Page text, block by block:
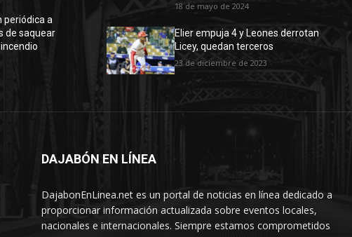
periódica a
de saquear
18 de mayo de 2024
Elier empuja 4 y Leones derrotan
Licey, quedan terceros
23 de diciembre de 2023
DAJABÓN EN LÍNEA
DajabonEnLinea.net es un portal de noticias en línea dedicado a
proporcionar información actualizada sobre eventos locales,
nacionales e internacionales. Siempre estamos comprometidos